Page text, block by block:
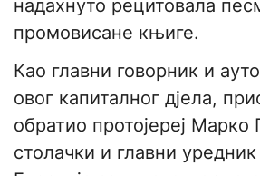
надахнуто рецитовала
промовисане књиге.
Као главни говорник и
овог капиталног дјела,
обратио протојереј Марко
столачки и главни